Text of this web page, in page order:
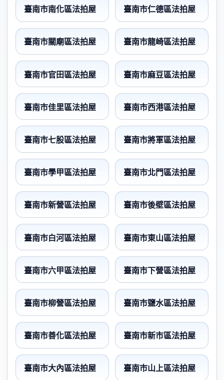
臺南市南化區法拍屋 臺南市仁德區法拍屋
臺南市關廟區法拍屋 臺南市龍崎區法拍屋
臺南市官田區法拍屋 臺南市麻豆區法拍屋
臺南市佳里區法拍屋 臺南市西港區法拍屋
臺南市七股區法拍屋 臺南市將軍區法拍屋
臺南市學甲區法拍屋 臺南市北門區法拍屋
臺南市新營區法拍屋 臺南市後壁區法拍屋
臺南市白河區法拍屋 臺南市東山區法拍屋
臺南市六甲區法拍屋 臺南市下營區法拍屋
臺南市柳營區法拍屋 臺南市鹽水區法拍屋
臺南市善化區法拍屋 臺南市新市區法拍屋
臺南市大內區法拍屋 臺南市山上區法拍屋